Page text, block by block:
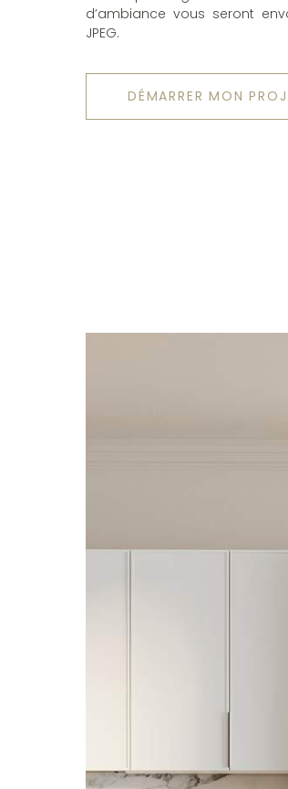
d’ambiance vous seront
JPEG.
DÉMARRER MON